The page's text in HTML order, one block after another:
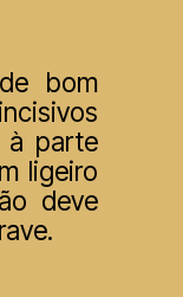
bom
à parte
ligeiro
deve